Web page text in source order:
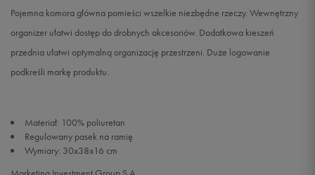
Pojemna komora główna pomieści wszelkie niezbędne rzeczy. Wewnętrzny
organizer ułatwi dostęp do drobnych akcesoriów. Dodatkowa kieszeń
przednia ułatwi optymalną organizację przestrzeni. Duże logowanie
podkreśli markę produktu.
Materiał: 100% poliuretan
Regulowany pasek na ramię
Wymiary: 30x38x16 cm